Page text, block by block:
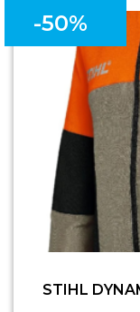
-50%
STIHL